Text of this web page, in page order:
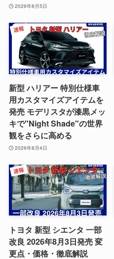
2026年8月5日
新型 ハリアー 特別仕様車
用カスタマイズアイテムを
発売 モデリスタが漆黒メッ
キで"Night Shade"の世界
観をさらに高める
2026年8月4日
トヨタ 新型 シエンタ 一部
改良 2026年8月3日発売 変
更点・価格・徹底解説